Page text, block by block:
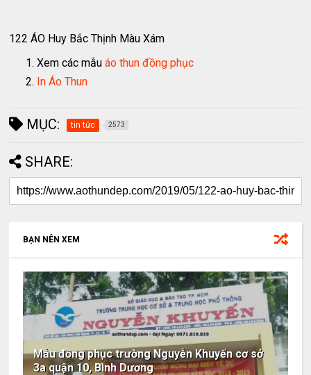
122 ÁO Huy Bắc Thịnh Màu Xám
Xem các mẫuáo thun đồng phục
In Áo Thun
MỤC: tin tức 2573
SHARE:
BẠN NÊN XEM
Mẫu đồng phục trường Nguyễn Khuyến cơ sở
3a quận 10, Bình Dương